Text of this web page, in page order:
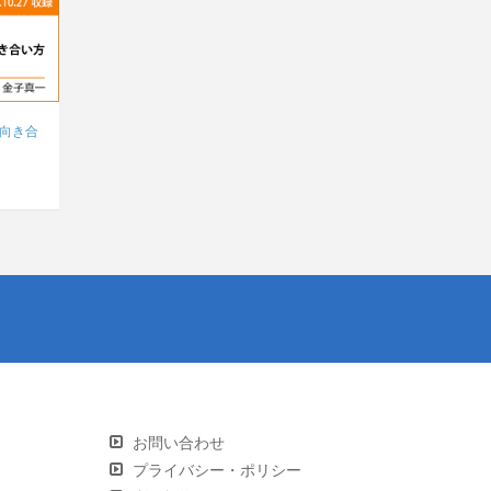
き合
お問い合わせ
プライバシー・ポリシー